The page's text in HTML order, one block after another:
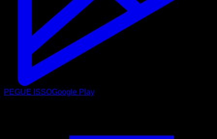
PEGUE ISSOGoogle Play